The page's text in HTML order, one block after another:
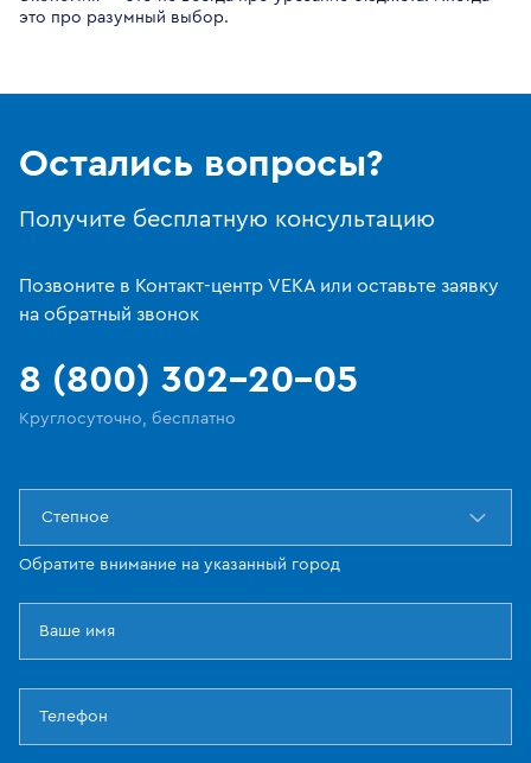
это про разумный выбор.
Остались вопросы?
Получите бесплатную консультацию
Позвоните в Контакт-центр VEKA или оставьте заявку
на обратный звонок
8 (800) 302-20-05
Круглосуточно, бесплатно
Степное
Обратите внимание на указанный город